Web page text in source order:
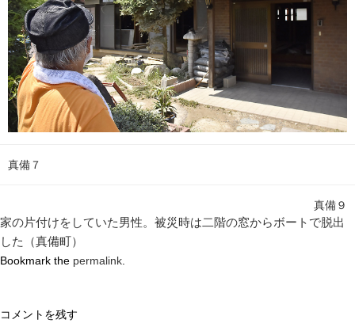
真備７
真備９
家の片付けをしていた男性。被災時は二階の窓からボートで脱出
した（真備町）
Bookmark the permalink
コメントを残す